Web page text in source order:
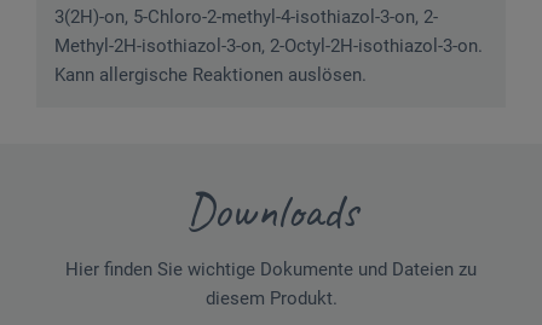
3(2H)-on, 5-Chloro-2-methyl-4-isothiazol-3-on, 2-
Methyl-2H-isothiazol-3-on, 2-Octyl-2H-isothiazol-3-on.
Kann allergische Reaktionen auslösen.
Downloads
Hier finden Sie wichtige Dokumente und Dateien zu
diesem Produkt.